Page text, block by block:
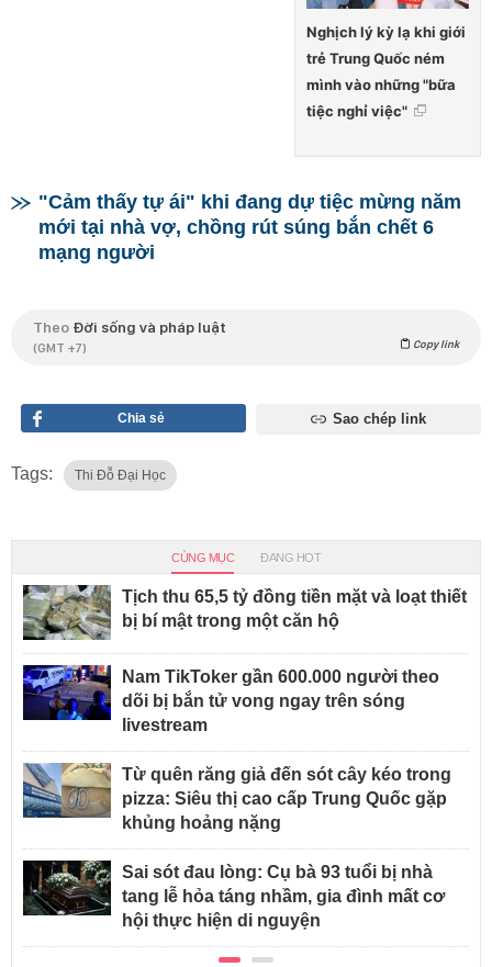
Nghịch lý kỳ lạ khi giới
trẻ Trung Quốc ném
mình vào những "bữa
tiệc nghỉ việc"
"Cảm thấy tự ái" khi đang dự tiệc mừng năm
mới tại nhà vợ, chồng rút súng bắn chết 6
mạng người
Theo Đời sống và pháp luật
(GMT +7) Copy link
Chia sẻ Sao chép link
Tags: Thi Đỗ Đại Học
CÙNG MỤC ĐANG HOT
Tịch thu 65,5 tỷ đồng tiền mặt và loạt thiết
bị bí mật trong một căn hộ
Nam TikToker gần 600.000 người theo
dõi bị bắn tử vong ngay trên sóng
livestream
Từ quên răng giả đến sót cây kéo trong
pizza: Siêu thị cao cấp Trung Quốc gặp
khủng hoảng nặng
Sai sót đau lòng: Cụ bà 93 tuổi bị nhà
tang lễ hỏa táng nhầm, gia đình mất cơ
hội thực hiện di nguyện